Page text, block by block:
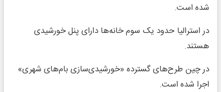
شده است.
در استرالیا حدود یک سوم خانه‌ها دارای پنل خورشیدی
هستند.
در چین طرح‌های گسترده «خورشیدی‌سازی بام‌های شهری»
اجرا شده است.